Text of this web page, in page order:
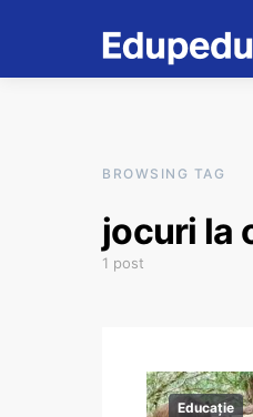
BROWSING TAG
jocuri la
1 post
Educație